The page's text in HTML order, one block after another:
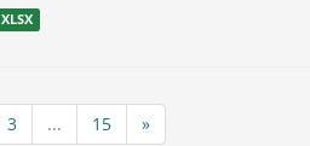
XLSX
3 ... 15 »